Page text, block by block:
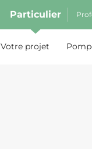
Particulier
Votre projet